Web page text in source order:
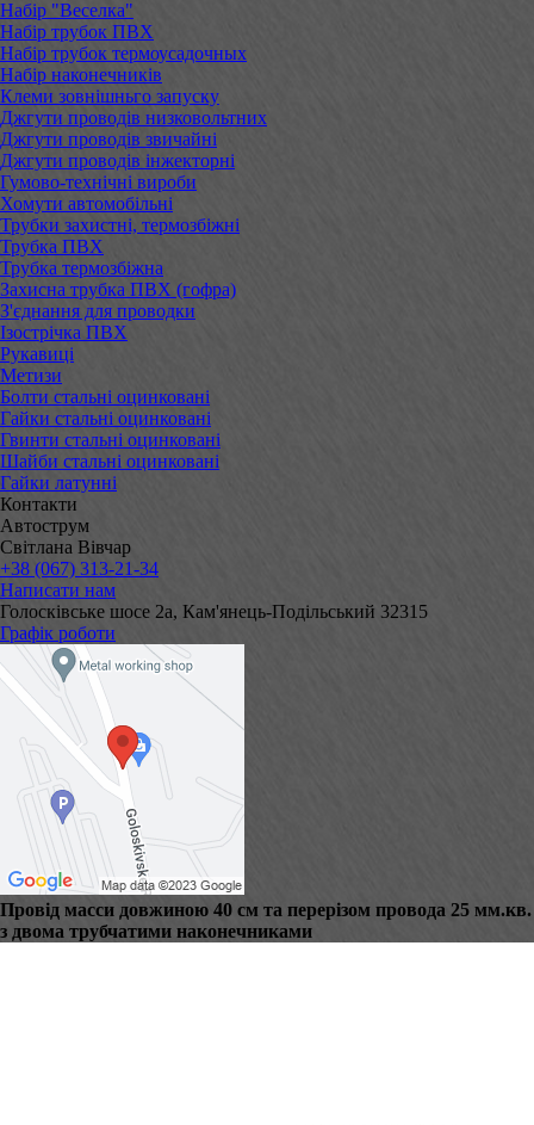
Набір "Веселка"
Набір трубок ПВХ
Набір трубок термоусадочных
Набір наконечників
Клеми зовнішньго запуску
Джгути проводів низковольтних
Джгути проводів звичайні
Джгути проводів інжекторні
Гумово-технічні вироби
Хомути автомобільні
Трубки захистні, термозбіжні
Трубка ПВХ
Трубка термозбіжна
Захисна трубка ПВХ (гофра)
З'єднання для проводки
Ізострічка ПВХ
Рукавиці
Метизи
Болти стальні оцинковані
Гайки стальні оцинковані
Гвинти стальні оцинковані
Шайби стальні оцинковані
Гайки латунні
Контакти
Автострум
Світлана Вівчар
+38 (067) 313-21-34
Написати нам
Голосківське шосе 2а, Кам'янець-Подільський 32315
Графік роботи
Провід масси довжиною 40 см та перерізом провода 25 мм.кв.
з двома трубчатими наконечниками